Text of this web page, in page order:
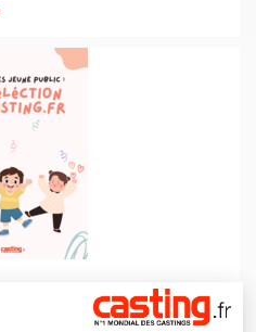
recommande vivement.
voici la sélection des